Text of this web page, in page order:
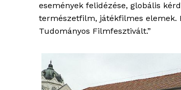
események felidézése, globális
természetfilm, játékfilmes elemek.
Tudományos Filmfesztivált.”